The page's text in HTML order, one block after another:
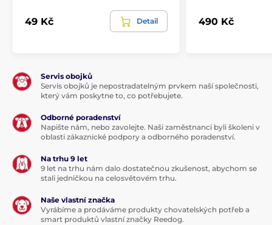
49 Kč Detail 490 Kč
Servis obojků
Servis obojků je nepostradatelným prvkem naší společnosti,
který vám poskytne to, co potřebujete.
Odborné poradenství
Napište nám, nebo zavolejte. Naši zaměstnanci byli školeni v
oblasti zákaznické podpory a odborného poradenství.
Na trhu 9 let
9 let na trhu nám dalo dostatečnou zkušenost, abychom se
stali jedničkou na celosvětovém trhu.
Naše vlastní značka
Vyrábíme a prodáváme produkty chovatelských potřeb a
smart produktů vlastní značky Reedog.